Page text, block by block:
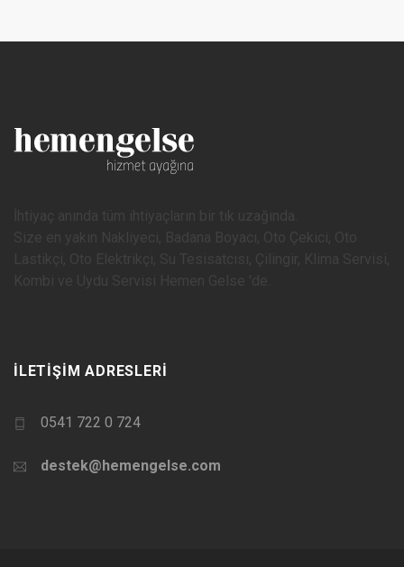
İLETIŞIM ADRESLERI
0541 722 0 724
destek@hemengelse.com